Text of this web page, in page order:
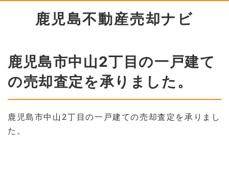
鹿児島不動産売却ナビ
鹿児島市中山2丁目の一戸建て
の売却査定を承りました。
鹿児島市中山2丁目の一戸建ての売却査定を承りまし
た。